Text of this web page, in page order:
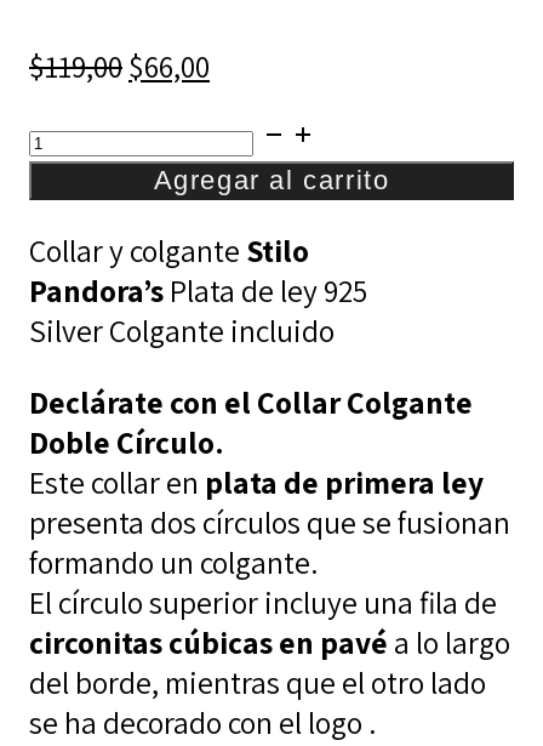
$119,00El
original
era:
$66,00
actual
es:
Collar
7
Agregar al carrito
Collar y colgante Stilo
Pandora’s Plata de ley 925
Silver Colgante incluido
Declárate con el Collar Colgante
Doble Círculo.
Este collar en plata de primera ley
presenta dos círculos que se fusionan
formando un colgante.
El círculo superior incluye una fila de
circonitas cúbicas en pavé a lo largo
del borde, mientras que el otro lado
se ha decorado con el logo .